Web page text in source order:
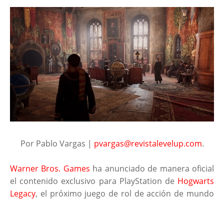
Por Pablo Vargas | pvargas@revistalevelup.com.
Warner Bros. Games ha anunciado de manera oficial
el contenido exclusivo para PlayStation de Hogwarts
Legacy, el próximo juego de rol de acción de mundo